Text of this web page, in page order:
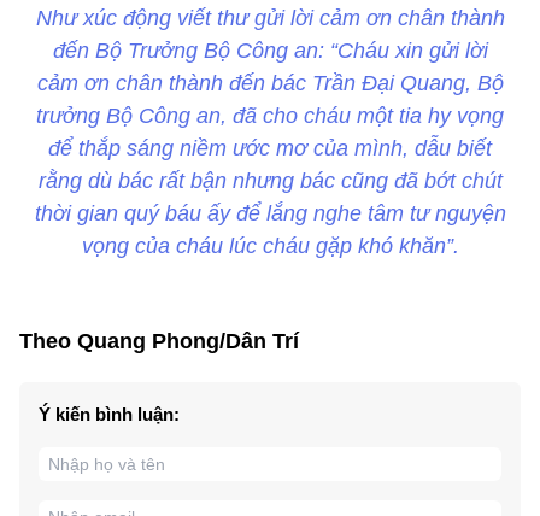
Như xúc động viết thư gửi lời cảm ơn chân thành
đến Bộ Trưởng Bộ Công an: “Cháu xin gửi lời
cảm ơn chân thành đến bác Trần Đại Quang, Bộ
trưởng Bộ Công an, đã cho cháu một tia hy vọng
để thắp sáng niềm ước mơ của mình, dẫu biết
rằng dù bác rất bận nhưng bác cũng đã bớt chút
thời gian quý báu ấy để lắng nghe tâm tư nguyện
vọng của cháu lúc cháu gặp khó khăn”.
Theo Quang Phong/Dân Trí
Ý kiến bình luận: